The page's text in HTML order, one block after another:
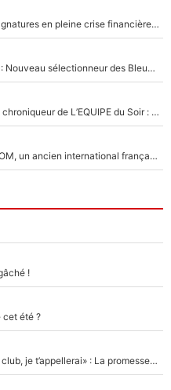
Grégory Lorenzi doit renoncer à cinq signatures en pleine crise financière : L’IA propose sept noms à l’OM pour un mercato réussi... à seulement 5M€ !
«Plus grand, je ferai chauffeur-livreur» : Nouveau sélectionneur des Bleus, Zinédine Zidane s’était imaginé un avenir très différent lorsqu'il était enfant
Johan Micoud en conflit avec un autre chroniqueur de L’EQUIPE du Soir : «Pendant un moment, je ne les ai pas remis ensemble dans l'émission»
Proche de rejoindre Bruno Genesio à l'OM, un ancien international français va finalement débarquer... sur RMC !
!
cet été ?
Mercato - OM - «Dès que je prends un club, je t’appellerai» : La promesse de Marcelino au moment de claquer la porte